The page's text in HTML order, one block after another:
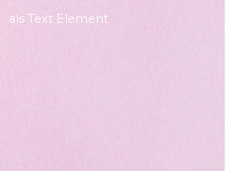
als Text Element